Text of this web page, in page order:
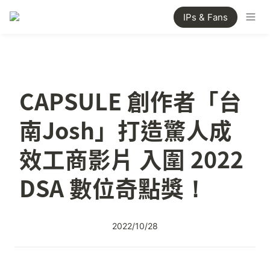
IPs & Fans
CAPSULE 創作者「台
南Josh」打造驚人成
效工商影片 入圍 2022
DSA 數位奇點獎！
2022/10/28